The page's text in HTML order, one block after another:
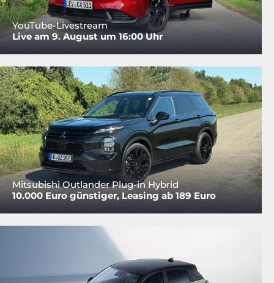
YouTube-Livestream
Live am 9. August um 16:00 Uhr
Mitsubishi Outlander Plug-in Hybrid
10.000 Euro günstiger, Leasing ab 189 Euro